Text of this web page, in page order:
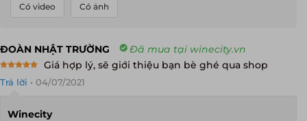
Có video Có ảnh
ĐOÀN NHẬT TRƯỜNG Đã mua tại winecity.vn
out of 5
Giá hợp lý, sẽ giới thiệu bạn bè ghé qua shop
Trả lời • 04/07/2021
Winecity